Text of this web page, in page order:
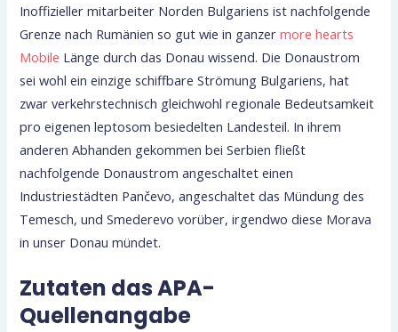
Inoffizieller mitarbeiter Norden Bulgariens ist nachfolgende
Grenze nach Rumänien so gut wie in ganzermore hearts
Mobile Länge durch das Donau wissend. Die Donaustrom
sei wohl ein einzige schiffbare Strömung Bulgariens, hat
zwar verkehrstechnisch gleichwohl regionale Bedeutsamkeit
pro eigenen leptosom besiedelten Landesteil. In ihrem
anderen Abhanden gekommen bei Serbien fließt
nachfolgende Donaustrom angeschaltet einen
Industriestädten Pančevo, angeschaltet das Mündung des
Temesch, und Smederevo vorüber, irgendwo diese Morava
in unser Donau mündet.
Zutaten das APA-
Quellenangabe